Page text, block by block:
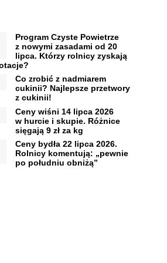
Program Czyste Powietrze
z nowymi zasadami od 20
lipca. Którzy rolnicy zyskają
Co zrobić z nadmiarem
cukinii? Najlepsze przetwory
z cukinii!
Ceny wiśni 14 lipca 2026
w hurcie i skupie. Różnice
sięgają 9 zł za kg
Ceny bydła 22 lipca 2026.
Rolnicy komentują: „pewnie
po południu obniżą”